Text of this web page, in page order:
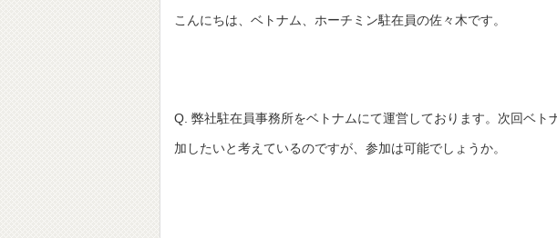
こんにちは、ベトナム、ホーチミン駐在員の佐々木です。
Q. 弊社駐在員事務所をベトナムにて運営しております。次回ベト
加したいと考えているのですが、参加は可能でしょうか。